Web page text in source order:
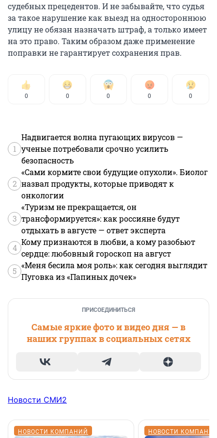
судебных прецедентов. И не забывайте, что судья
за такое нарушение как выезд на одностороннюю
улицу не обязан назначать штраф, а только имеет
на это право. Таким образом даже применение
поправки не гарантирует сохранения прав.
0 0 0 0 0
1
Надвигается волна пугающих вирусов —
ученые потребовали срочно усилить
безопасность
2
«Сами кормите свои будущие опухоли». Биолог
назвал продукты, которые приводят к
онкологии
3
«Туризм не прекращается, он
трансформируется»: как россияне будут
отдыхать в августе — ответ эксперта
4
Кому признаются в любви, а кому разобьют
сердце: любовный гороскоп на август
5
«Меня бесила моя роль»: как сегодня выглядит
Пуговка из «Папиных дочек»
ПРИСОЕДИНИТЬСЯ
Самые яркие фото и видео дня — в
наших группах в социальных сетях
Новости СМИ2
НОВОСТИ КОМПАНИЙ НОВОСТИ